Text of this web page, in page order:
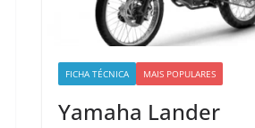
FICHA TÉCNICA MAIS POPULARES
Yamaha Lander